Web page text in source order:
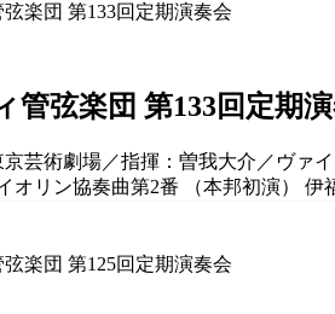
管弦楽団 第133回定期
京芸術劇場／指揮：曽我大介／ヴァ
オリン協奏曲第2番 （本邦初演）